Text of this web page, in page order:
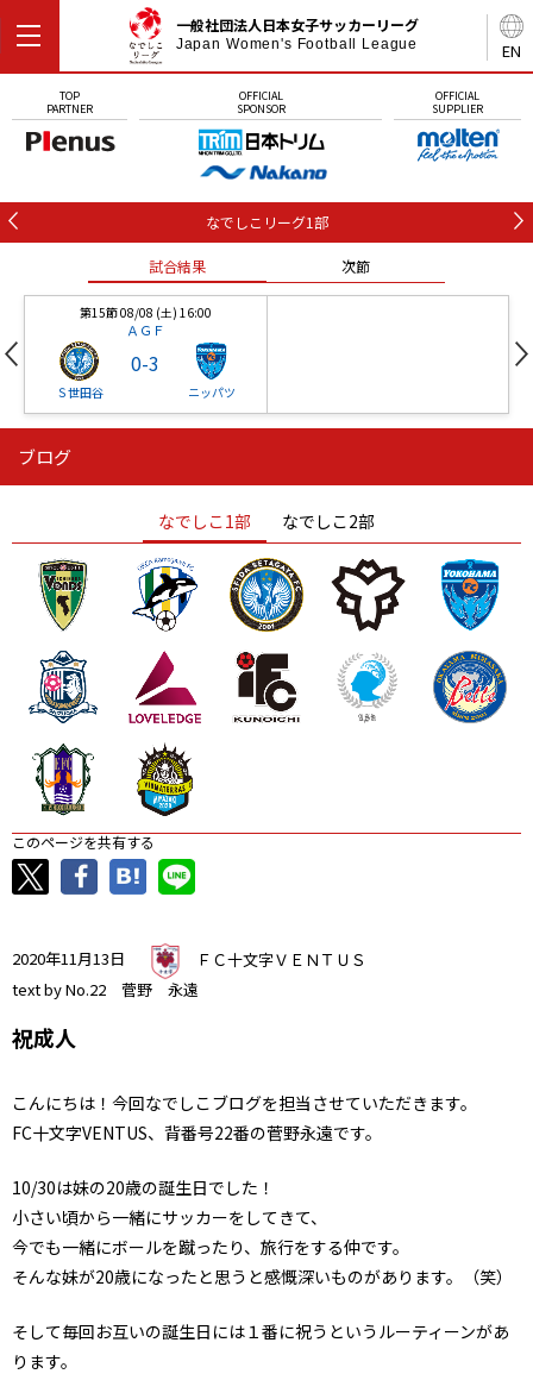
EN
一般社団法人日本女子サッカーリーグ
Japan Women's Football League
TOP
PARTNER
OFFICIAL
SPONSOR
OFFICIAL
SUPPLIER
なでしこリーグ1部
試合結果 次節
第15節 08/08 (土) 16:00
ＡＧＦ
Ｓ世田谷
0-3
ニッパツ
ニッパツ
ニッパツ 名古屋
石人の星
静岡 愛媛Ｌ
ブログ
なでしこ1部 なでしこ2部
このページを共有する
2020年11月13日
ＦＣ十文字ＶＥＮＴＵＳ
text by No.22 菅野 永遠
祝成人
こんにちは！今回なでしこブログを担当させていただきます。
FC十文字VENTUS、背番号22番の菅野永遠です。
10/30は妹の20歳の誕生日でした！
小さい頃から一緒にサッカーをしてきて、
今でも一緒にボールを蹴ったり、旅行をする仲です。
そんな妹が20歳になったと思うと感慨深いものがあります。（笑）
そして毎回お互いの誕生日には１番に祝うというルーティーンがあ
ります。